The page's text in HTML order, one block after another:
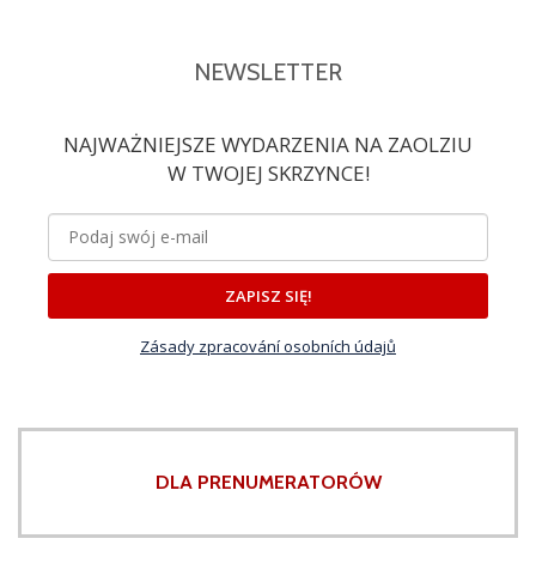
NEWSLETTER
NAJWAŻNIEJSZE WYDARZENIA NA ZAOLZIU
W TWOJEJ SKRZYNCE!
ZAPISZ SIĘ!
Zásady zpracování osobních údajů
DLA PRENUMERATORÓW